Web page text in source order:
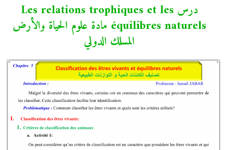
درس Les relations trophiques et les
équilibres naturels مادة علوم الحياة والأرض
المسلك الدولي